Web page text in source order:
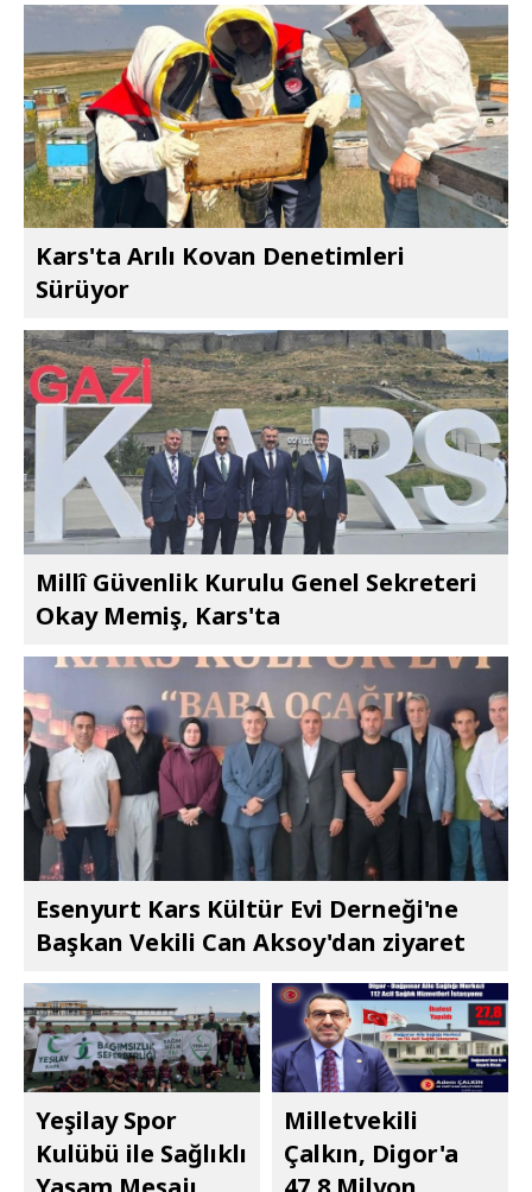
Kars'ta Arılı Kovan Denetimleri
Sürüyor
Millî Güvenlik Kurulu Genel Sekreteri
Okay Memiş, Kars'ta
Esenyurt Kars Kültür Evi Derneği'ne
Başkan Vekili Can Aksoy'dan ziyaret
Yeşilay Spor
Kulübü ile Sağlıklı
Milletvekili
Çalkın, Digor'a